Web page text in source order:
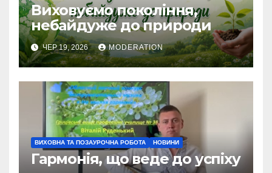
Виховуємо покоління,
небайдуже до природи
ЧЕР 19, 2026 MODERATION
ВИХОВНА ТА ПОЗАУРОЧНА РОБОТА НОВИНИ
Гармонія, що веде до успіху